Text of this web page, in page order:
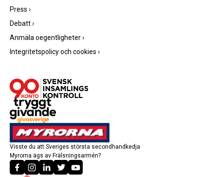
Press ›
Debatt›
Anmäla oegentligheter›
Integritetspolicy och cookies ›
Visste du att Sveriges största secondhandkedja
Myrorna ägs av Frälsningsarmén?